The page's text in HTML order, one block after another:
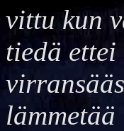
vittu kun
tiedä